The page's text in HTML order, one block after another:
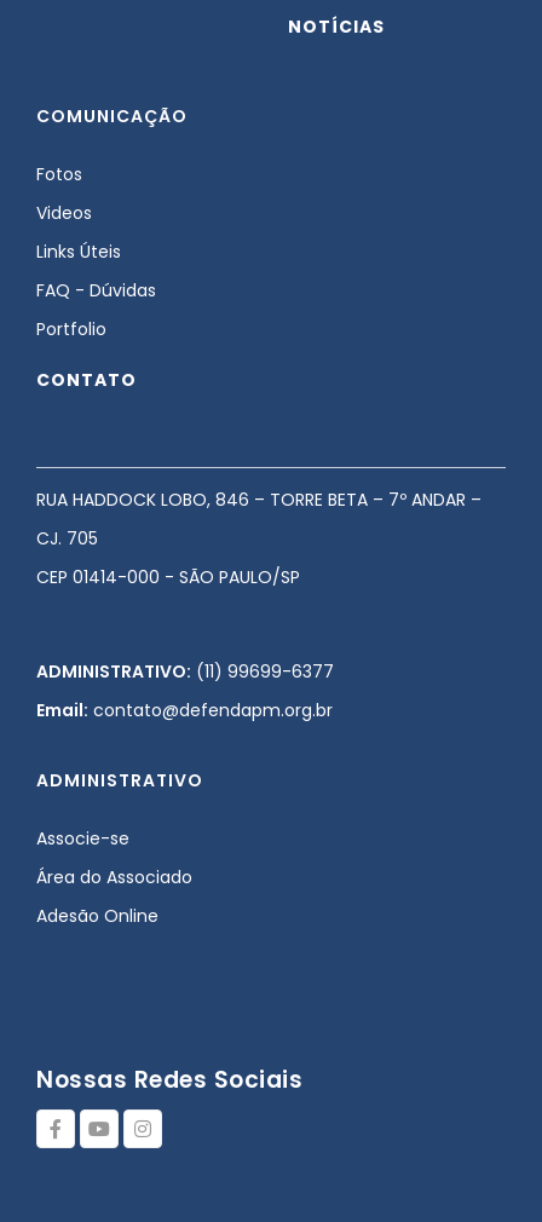
NOTÍCIAS
COMUNICAÇÃO
Fotos
Videos
Links Úteis
FAQ - Dúvidas
Portfolio
CONTATO
RUA HADDOCK LOBO, 846 – TORRE BETA – 7º ANDAR –
CJ. 705
CEP 01414-000 - SÃO PAULO/SP
ADMINISTRATIVO: (11) 99699-6377
Email: contato@defendapm.org.br
ADMINISTRATIVO
Associe-se
Área do Associado
Adesão Online
Nossas Redes Sociais